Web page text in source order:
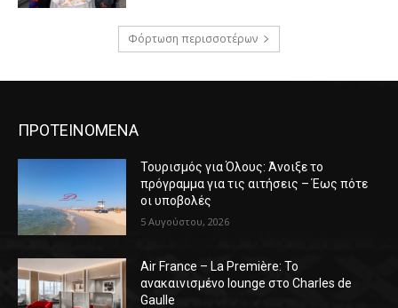
Φόρτωση περισσοτέρων
ΠΡΟΤΕΙΝΟΜΕΝΑ
Τουρισμός για Όλους: Άνοιξε το
πρόγραμμα για τις αιτήσεις – Έως πότε
οι υποβολές
5 Αυγούστου, 2026
Air France – La Première: Το
ανακαινισμένο lounge στο Charles de
Gaulle